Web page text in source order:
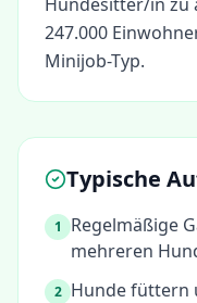
247.000
Minijob-Typ.
Typische
1
Regelmäßige
mehreren
2 Hunde füttern